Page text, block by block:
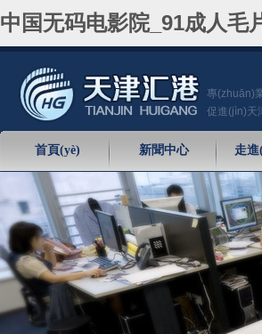
中国无码电影院_91成人毛
專(zhuān)
促進(jìn)天
首頁(yè) 新聞中心 走